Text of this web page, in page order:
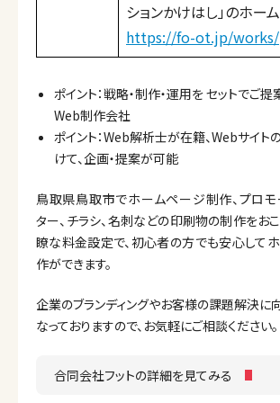
ションかけはし」のホー
https://fo-ot.jp/works/
ポイント：戦略・制作・運用を セットでご
Web制作会社
ポイント：Web解析士が在籍、Webサイト
けて、企画・提案が可能
鳥取県鳥取市でホームページ制作、プロモ
ター、チラシ、名刺などの印刷物の制作をお
瞭な料金設定で、初心者の方でも安心して
作ができます。
企業のブランディングやお客様の課題解決に
なっておりますので、お気軽にご相談ください。
合同会社フットの詳細を見てみる